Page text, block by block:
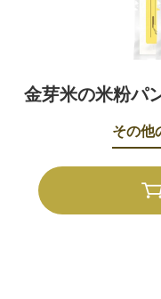
金芽米の米粉パ
その他